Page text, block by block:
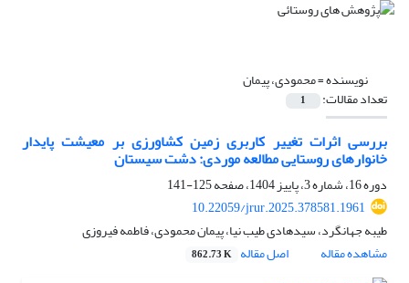
نویسنده =محمودی، پیمان
تعداد مقالات: 1
بررسی اثرات تغییر کاربری زمین کشاورزی بر معیشت پایدار
خانوارهای روستایی مطالعه موردی: دشت سیستان
دوره 16، شماره 3، پاییز 1404، صفحه
125-141
10.22059/jrur.2025.378581.1961
طیبه جهانگرد، سیدهادی طیب نیا، پیمان محمودی، فاطمه فیروزی
مشاهده مقاله
اصل مقاله 862.73 K